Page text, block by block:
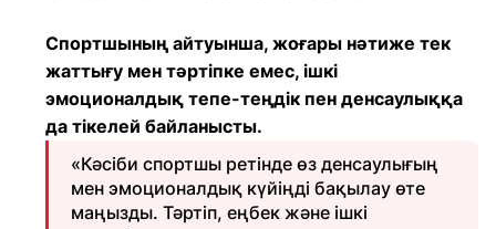
Спортшының айтуынша, жоғары нәтиже тек
жаттығу мен тәртіпке емес, ішкі
эмоционалдық тепе-теңдік пен денсаулыққа
да тікелей байланысты.
«Кәсіби спортшы ретінде өз денсаулығың
мен эмоционалдық күйіңді бақылау өте
маңызды. Тәртіп, еңбек және ішкі